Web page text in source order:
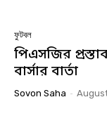
ফুটবল
পিএসজির
বার্সার বার্তা
Sovon Saha -